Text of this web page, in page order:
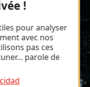
!
pour analyser
avec nos
pas ces
parole de